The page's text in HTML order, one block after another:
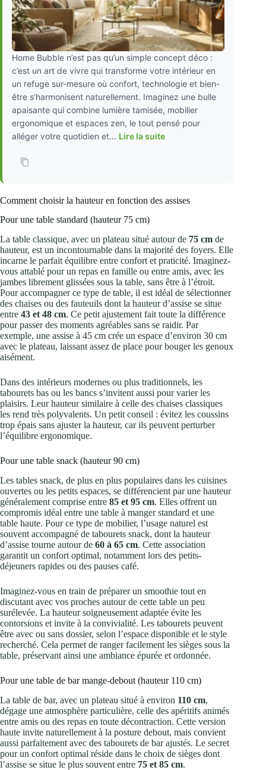
Home Bubble n’est pas qu’un simple concept déco :
c’est un art de vivre qui transforme votre intérieur en
un refuge sur-mesure où confort, technologie et bien-
être s’harmonisent naturellement. Imaginez une bulle
apaisante qui combine lumière tamisée, mobilier
ergonomique et espaces zen, le tout pensé pour
alléger votre quotidien et... Lire la suite
Comment choisir la hauteur en fonction des assises
Pour une table standard (hauteur 75 cm)
La table classique, avec un plateau situé autour de 75 cm de
hauteur, est un incontournable dans la majorité des foyers. Elle
incarne le parfait équilibre entre confort et praticité. Imaginez-
vous attablé pour un repas en famille ou entre amis, avec les
jambes librement glissées sous la table, sans être à l’étroit.
Pour accompagner ce type de table, il est idéal de sélectionner
des chaises ou des fauteuils dont la hauteur d’assise se situe
entre 43 et 48 cm. Ce petit ajustement fait toute la différence
pour passer des moments agréables sans se raidir. Par
exemple, une assise à 45 cm crée un espace d’environ 30 cm
avec le plateau, laissant assez de place pour bouger les genoux
aisément.
Dans des intérieurs modernes ou plus traditionnels, les
tabourets bas ou les bancs s’invitent aussi pour varier les
plaisirs. Leur hauteur similaire à celle des chaises classiques
les rend très polyvalents. Un petit conseil : évitez les coussins
trop épais sans ajuster la hauteur, car ils peuvent perturber
l’équilibre ergonomique.
Pour une table snack (hauteur 90 cm)
Les tables snack, de plus en plus populaires dans les cuisines
ouvertes ou les petits espaces, se différencient par une hauteur
généralement comprise entre 85 et 95 cm. Elles offrent un
compromis idéal entre une table à manger standard et une
table haute. Pour ce type de mobilier, l’usage naturel est
souvent accompagné de tabourets snack, dont la hauteur
d’assise tourne autour de 60 à 65 cm. Cette association
garantit un confort optimal, notamment lors des petits-
déjeuners rapides ou des pauses café.
Imaginez-vous en train de préparer un smoothie tout en
discutant avec vos proches autour de cette table un peu
surélevée. La hauteur soigneusement adaptée évite les
contorsions et invite à la convivialité. Les tabourets peuvent
être avec ou sans dossier, selon l’espace disponible et le style
recherché. Cela permet de ranger facilement les sièges sous la
table, préservant ainsi une ambiance épurée et ordonnée.
Pour une table de bar mange-debout (hauteur 110 cm)
La table de bar, avec un plateau situé à environ 110 cm,
dégage une atmosphère particulière, celle des apéritifs animés
entre amis ou des repas en toute décontraction. Cette version
haute invite naturellement à la posture debout, mais convient
aussi parfaitement avec des tabourets de bar ajustés. Le secret
pour un confort optimal réside dans le choix de sièges dont
l’assise se situe le plus souvent entre 75 et 85 cm.